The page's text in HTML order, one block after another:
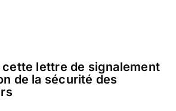
lettre de signalement
de la sécurité des